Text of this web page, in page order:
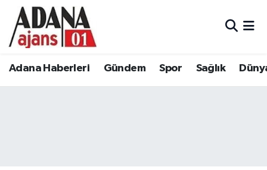
Adana Haberleri Gündem Spor Sağlık
Adana Haberleri
Adana Nöbetçi Eczaneler